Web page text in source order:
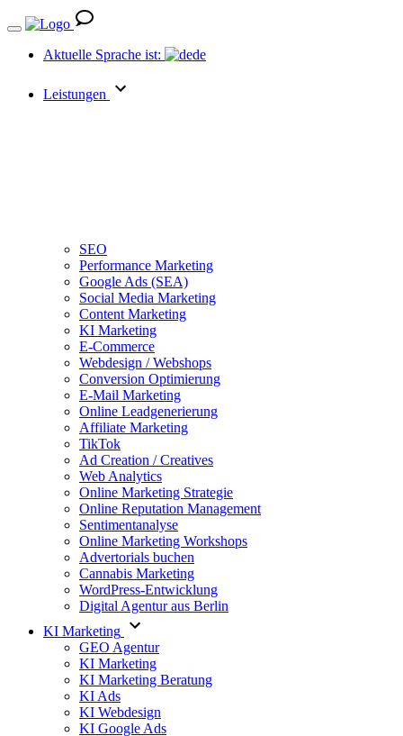
Aktuelle Sprache ist: de
Leistungen
SEO
Performance Marketing
Google Ads (SEA)
Social Media Marketing
Content Marketing
KI Marketing
E-Commerce
Webdesign / Webshops
Conversion Optimierung
E-Mail Marketing
Online Leadgenerierung
Affiliate Marketing
TikTok
Ad Creation / Creatives
Web Analytics
Online Marketing Strategie
Online Reputation Management
Sentimentanalyse
Online Marketing Workshops
Advertorials buchen
Cannabis Marketing
WordPress-Entwicklung
Digital Agentur aus Berlin
KI Marketing
GEO Agentur
KI Marketing
KI Marketing Beratung
KI Ads
KI Webdesign
KI Google Ads